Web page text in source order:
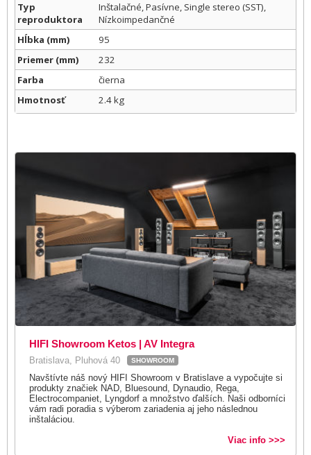
Typ
reproduktora
Inštalačné, Pasívne, Single stereo (SST),
Nízkoimpedančné
Hĺbka (mm)
95
Priemer (mm)
232
Farba
čierna
Hmotnosť
2.4 kg
HIFI Showroom Ketos | AV Integra
Bratislava, Pluhová 40 SHOWROOM
Navštívte náš nový HIFI Showroom v Bratislave a vypočujte si
produkty značiek NAD, Bluesound, Dynaudio, Rega,
Electrocompaniet, Lyngdorf a množstvo ďalších. Naši odborníci
vám radi poradia s výberom zariadenia aj jeho následnou
inštaláciou.
Viac info >>>